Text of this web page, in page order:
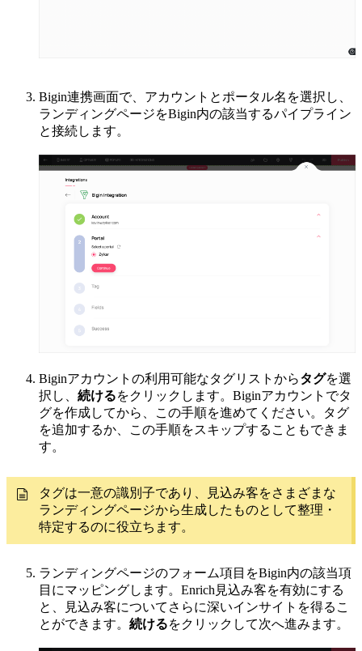
Bigin連携画面で、アカウントとポータル名を選択し、
ランディングページをBigin内の該当するパイプライン
と接続します。
Biginアカウントの利用可能なタグリストからタグを選
択し、 続けるをクリックします。Biginアカウントでタ
グを作成してから、この手順を進めてください。タグ
を追加するか、この手順をスキップすることもできま
す。
タグは一意の識別子であり、見込み客をさまざまな
ランディングページから生成したものとして整理・
特定するのに役立ちます。
ランディングページのフォーム項目をBigin内の該当項
目にマッピングします。Enrich見込み客を有効にする
と、見込み客についてさらに深いインサイトを得るこ
とができます。 続けるをクリックして次へ進みます。